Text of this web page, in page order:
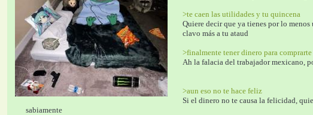
>te caen las utilidades y tu quincena
Quiere decir que ya tienes por lo
clavo más a tu ataud
>finalmente tener dinero para
Ah la falacia del trabajador mexicano,
>aun eso no te hace feliz
Si el dinero no te causa la felicidad,
sabiamente